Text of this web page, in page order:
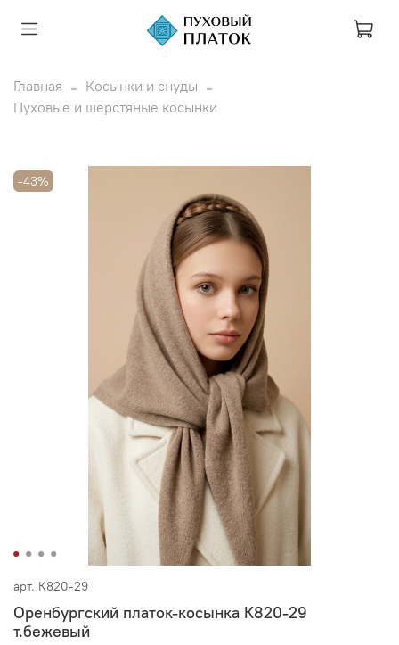
Главная
Косынки и снуды
Пуховые и шерстяные косынки
-43%
арт. К820-29
Оренбургский платок-косынка К820-29
т.бежевый